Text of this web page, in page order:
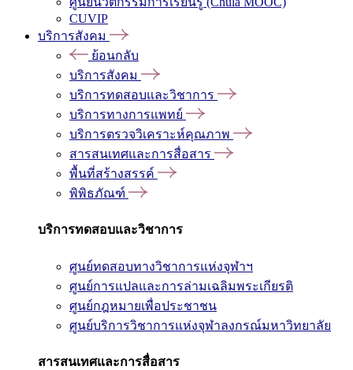
CUVIP
บริการสังคม
ย้อนกลับ
บริการสังคม
บริการทดสอบและวิชาการ
บริการทางการแพทย์
บริการตรวจวิเคราะห์คุณภาพ
สารสนเทศและการสื่อสาร
พื้นที่สร้างสรรค์
พิพิธภัณฑ์
บริการทดสอบและวิชาการ
ศูนย์ทดสอบทางวิชาการแห่งจุฬาฯ
ศูนย์การแปลและการล่ามเฉลิมพระเกียรติ
ศูนย์กฎหมายเพื่อประชาชน
ศูนย์บริการวิชาการแห่งจุฬาลงกรณ์มหาวิทยาลัย
สารสนเทศและการสื่อสาร